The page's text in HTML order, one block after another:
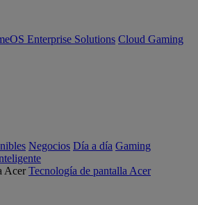
Enterprise Solutions Cloud Gaming
Negocios Día a día Gaming
Tecnología de pantalla Acer